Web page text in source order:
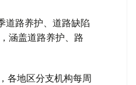
道路养护、道路缺陷
涵盖道路养护、路
各地区分支机构每周